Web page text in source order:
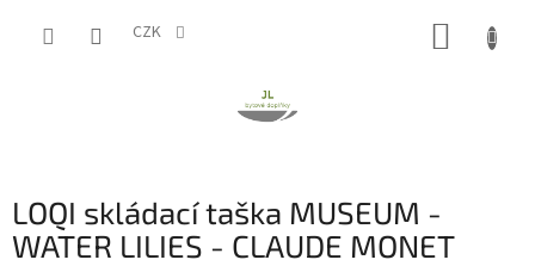
CZK
LOQI skládací taška MUSEUM -
WATER LILIES - CLAUDE MONET